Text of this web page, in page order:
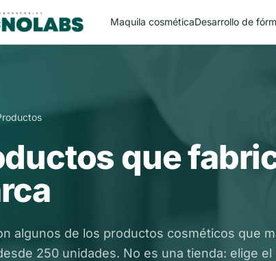
Maquila cosméticaDesarrollo de
que
algunos de los productos cosméticos que
250 unidades. No es una tienda: elige